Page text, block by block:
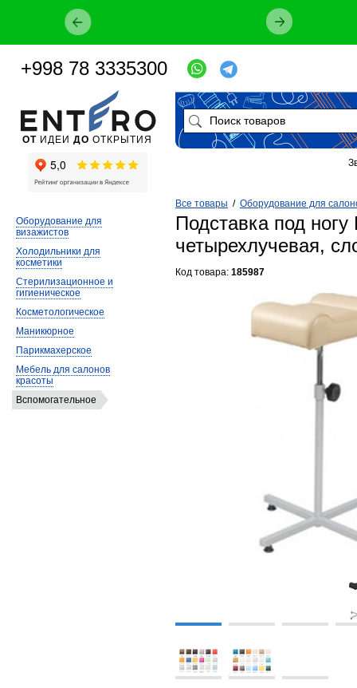
Все товары / Оборудование для
Подставка под
четырехлучевая,
Код товара: 185987
Оборудование для
визажистов
Холодильники для
косметики
Стерилизационное и
гигиеническое
Косметологическое
Маникюрное
Парикмахерское
Мебель для салонов
красоты
Вспомогательное
ОТ ИДЕИ ДО ОТКРЫТИЯ
+998 78 3335300